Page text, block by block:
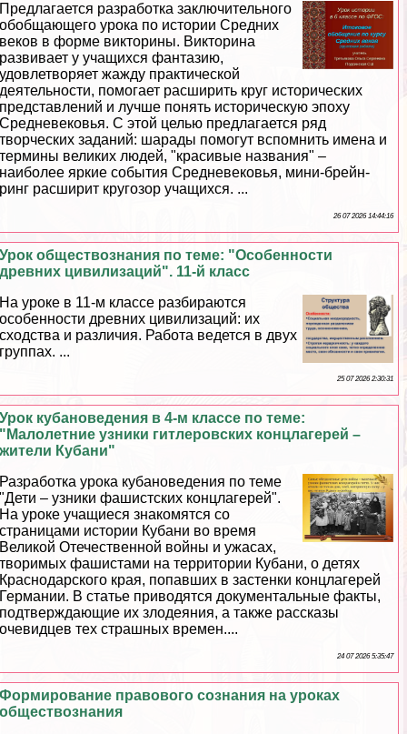
Предлагается разработка заключительного
обобщающего урока по истории Средних
веков в форме викторины. Викторина
развивает у учащихся фантазию,
удовлетворяет жажду пpaктической
деятельности, помогает расширить круг исторических
представлений и лучше понять историческую эпоху
Средневековья. С этой целью предлагается ряд
творческих заданий: шарады помогут вспомнить имена и
термины великих людей, "красивые названия" –
наиболее яркие события Cредневековья, мини-брейн-
ринг расширит кругозор учащихся. ...
26 07 2026 14:44:16
Урок обществознания по теме: "Особенности
древних цивилизаций". 11-й класс
На уроке в 11-м классе разбираются
особенности древних цивилизаций: их
сходства и различия. Работа ведется в двух
группах. ...
25 07 2026 2:30:31
Урок кубановедения в 4-м классе по теме:
"Малолетние узники гитлеровских концлагерей –
жители Кубани"
Разработка урока кубановедения по теме
"Дети – узники фашистских концлагерей".
На уроке учащиеся знакомятся со
страницами истории Кубани во время
Великой Отечественной войны и ужасах,
творимых фашистами на территории Кубани, о детях
Краснодарского края, попавших в застенки концлагерей
Германии. В статье приводятся документальные факты,
подтверждающие их злодеяния, а также рассказы
очевидцев тех страшных времен....
24 07 2026 5:35:47
Формирование правового сознания на уроках
обществознания